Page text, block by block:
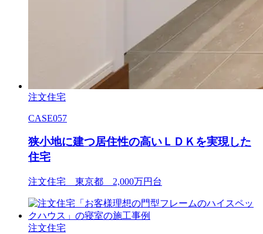
注文住宅
CASE057
狭小地に建つ居住性の高いＬＤＫを実現した
住宅
注文住宅 東京都 2,000万円台
注文住宅